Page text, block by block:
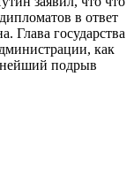
в ответ
Глава государства
как
подрыв